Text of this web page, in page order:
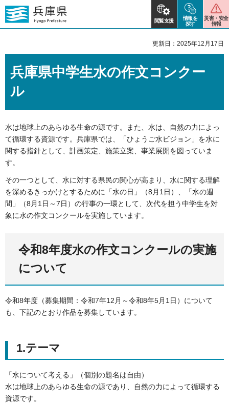
閲覧支援
情報を
探す
災害・安全
情報
更新日：2025年12月17日
兵庫県中学生水の作文コンクー
ル
水は地球上のあらゆる生命の源です。また、水は、自然の力によっ
て循環する資源です。兵庫県では、「ひょうご水ビジョン」を水に
関する指針として、計画策定、施策立案、事業展開を図っていま
す。
その一つとして、水に対する県民の関心が高まり、水に関する理解
を深めるきっかけとするために「水の日」（8月1日）、「水の週
間」（8月1日～7日）の行事の一環として、次代を担う中学生を対
象に水の作文コンクールを実施しています。
令和8年度水の作文コンクールの実施
について
令和8年度（募集期間：令和7年12月～令和8年5月1日）について
も、下記のとおり作品を募集しています。
1.テーマ
「水について考える」（個別の題名は自由）
水は地球上のあらゆる生命の源であり、自然の力によって循環する
資源です。